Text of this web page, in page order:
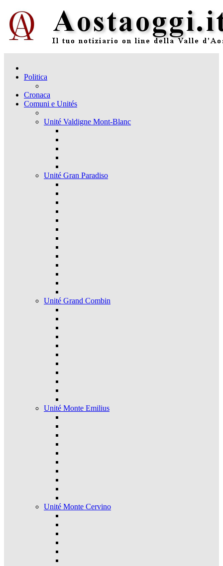
Politica
Cronaca
Comuni e Unités
Unité Valdigne Mont-Blanc
Unité Gran Paradiso
Unité Grand Combin
Unité Monte Emilius
Unité Monte Cervino